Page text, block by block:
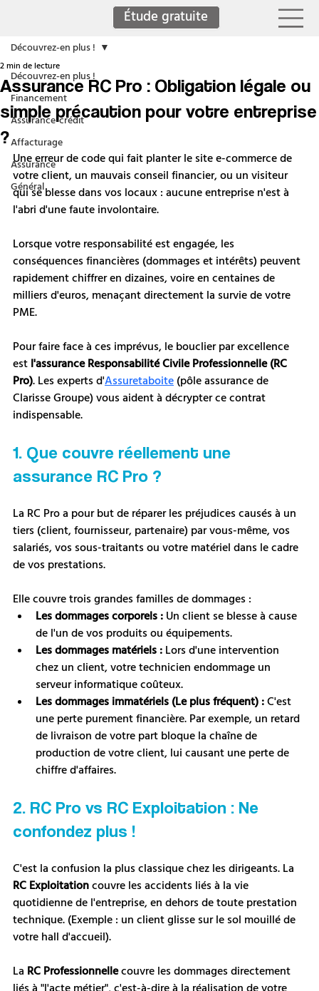
Étude gratuite
Découvrez-en plus !
Financement
Assurance-crédit
Affacturage
Assurance
Général
Découvrez-en plus !
Assurance RC Pro : Obligation légale ou
simple précaution pour votre entreprise
?
2 min de lecture
Une erreur de code qui fait planter le site e-commerce de
votre client, un mauvais conseil financier, ou un visiteur
qui se blesse dans vos locaux : aucune entreprise n'est à
l'abri d'une faute involontaire.
Lorsque votre responsabilité est engagée, les
conséquences financières (dommages et intérêts) peuvent
rapidement chiffrer en dizaines, voire en centaines de
milliers d'euros, menaçant directement la survie de votre
PME.
Pour faire face à ces imprévus, le bouclier par excellence
est l'assurance Responsabilité Civile Professionnelle (RC
Pro). Les experts d'Assuretaboite (pôle assurance de
Clarisse Groupe) vous aident à décrypter ce contrat
indispensable.
1. Que couvre réellement une
assurance RC Pro ?
La RC Pro a pour but de réparer les préjudices causés à un
tiers (client, fournisseur, partenaire) par vous-même, vos
salariés, vos sous-traitants ou votre matériel dans le cadre
de vos prestations.
Elle couvre trois grandes familles de dommages :
Les dommages corporels : Un client se blesse à cause
de l'un de vos produits ou équipements.
Les dommages matériels : Lors d'une intervention
chez un client, votre technicien endommage un
serveur informatique coûteux.
Les dommages immatériels (Le plus fréquent) : C'est
une perte purement financière. Par exemple, un retard
de livraison de votre part bloque la chaîne de
production de votre client, lui causant une perte de
chiffre d'affaires.
2. RC Pro vs RC Exploitation : Ne
confondez plus !
C'est la confusion la plus classique chez les dirigeants. La
RC Exploitation couvre les accidents liés à la vie
quotidienne de l'entreprise, en dehors de toute prestation
technique. (Exemple : un client glisse sur le sol mouillé de
votre hall d'accueil).
La RC Professionnelle couvre les dommages directement